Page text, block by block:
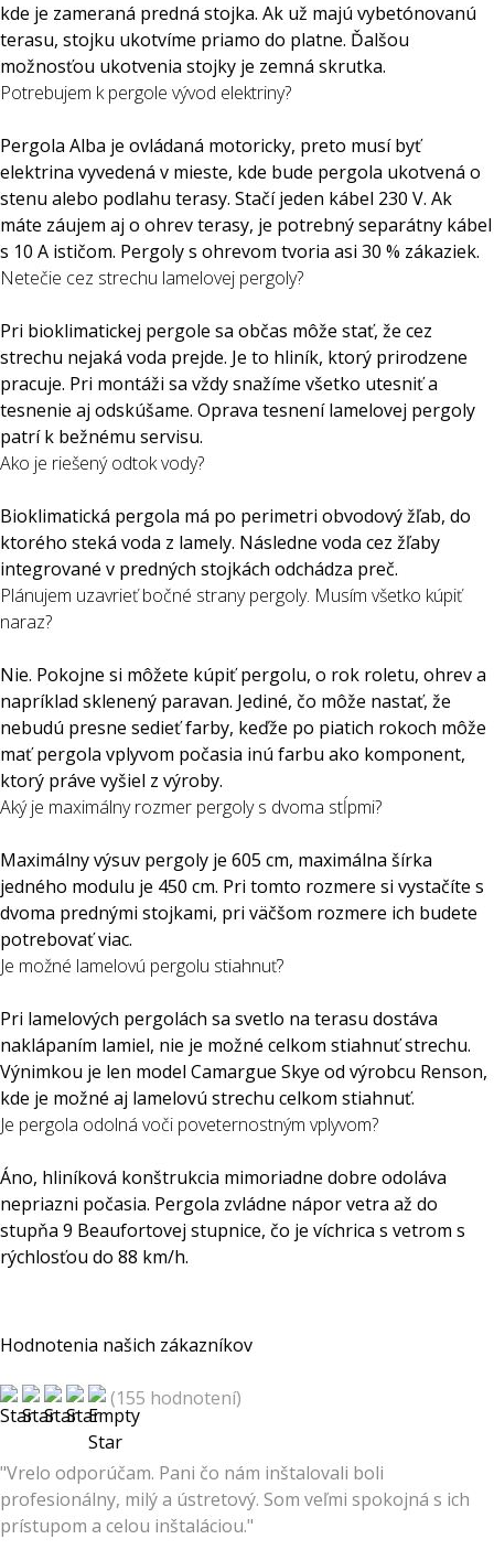
kde je zameraná predná stojka. Ak už majú vybetónovanú
terasu, stojku ukotvíme priamo do platne. Ďalšou
možnosťou ukotvenia stojky je zemná skrutka.
Potrebujem k pergole vývod elektriny?
Pergola Alba je ovládaná motoricky, preto musí byť
elektrina vyvedená v mieste, kde bude pergola ukotvená o
stenu alebo podlahu terasy. Stačí jeden kábel 230 V. Ak
máte záujem aj o ohrev terasy, je potrebný separátny kábel
s 10 A ističom. Pergoly s ohrevom tvoria asi 30 % zákaziek.
Netečie cez strechu lamelovej pergoly?
Pri bioklimatickej pergole sa občas môže stať, že cez
strechu nejaká voda prejde. Je to hliník, ktorý prirodzene
pracuje. Pri montáži sa vždy snažíme všetko utesniť a
tesnenie aj odskúšame. Oprava tesnení lamelovej pergoly
patrí k bežnému servisu.
Ako je riešený odtok vody?
Bioklimatická pergola má po perimetri obvodový žľab, do
ktorého steká voda z lamely. Následne voda cez žľaby
integrované v predných stojkách odchádza preč.
Plánujem uzavrieť bočné strany pergoly. Musím všetko kúpiť
naraz?
Nie. Pokojne si môžete kúpiť pergolu, o rok roletu, ohrev a
napríklad sklenený paravan. Jediné, čo môže nastať, že
nebudú presne sedieť farby, keďže po piatich rokoch môže
mať pergola vplyvom počasia inú farbu ako komponent,
ktorý práve vyšiel z výroby.
Aký je maximálny rozmer pergoly s dvoma stĺpmi?
Maximálny výsuv pergoly je 605 cm, maximálna šírka
jedného modulu je 450 cm. Pri tomto rozmere si vystačíte s
dvoma prednými stojkami, pri väčšom rozmere ich budete
potrebovať viac.
Je možné lamelovú pergolu stiahnuť?
Pri lamelových pergolách sa svetlo na terasu dostáva
naklápaním lamiel, nie je možné celkom stiahnuť strechu.
Výnimkou je len model Camargue Skye od výrobcu Renson,
kde je možné aj lamelovú strechu celkom stiahnuť.
Je pergola odolná voči poveternostným vplyvom?
Áno, hliníková konštrukcia mimoriadne dobre odoláva
nepriazni počasia. Pergola zvládne nápor vetra až do
stupňa 9 Beaufortovej stupnice, čo je víchrica s vetrom s
rýchlosťou do 88 km/h.
Hodnotenia našich zákazníkov
(155 hodnotení)
"Vrelo odporúčam. Pani čo nám inštalovali boli
profesionálny, milý a ústretový. Som veľmi spokojná s ich
prístupom a celou inštaláciou."